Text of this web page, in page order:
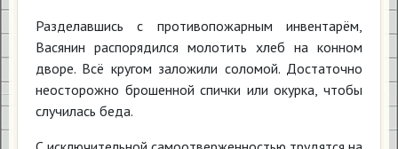
Разделавшись с противопожарным инвентарём,
Васянин распорядился молотить хлеб на конном
дворе. Всё кругом заложили соломой. Достаточно
неосторожно брошенной спички или окурка, чтобы
случилась беда.